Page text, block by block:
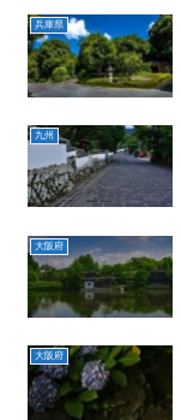
兵庫県
九州
大阪府
大阪府